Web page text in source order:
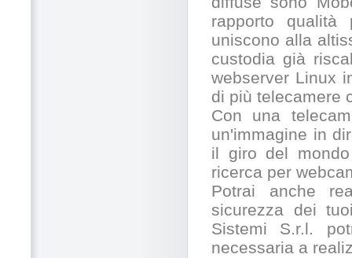
rapporto qualità
uniscono alla
custodia già
webserver Linux
di più telecamere
Con una
un'immagine in
il giro del
ricerca per
Potrai anche
sicurezza dei
Sistemi S.r.l.
necessaria a